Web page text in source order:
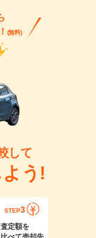
(無料)
して
う!
STEP3
査定額を